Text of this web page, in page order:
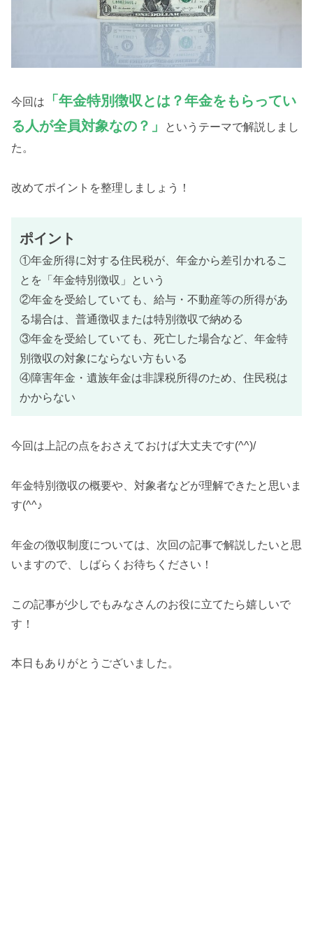
今回は
「年金特別徴収とは？年金をもらってい
る人が全員対象なの？」
というテーマで解説しまし
た。
改めてポイントを整理しましょう！
ポイント
①年金所得に対する住民税が、年金から差引かれるこ
とを「年金特別徴収」という
②年金を受給していても、給与・不動産等の所得があ
る場合は、普通徴収または特別徴収で納める
③年金を受給していても、死亡した場合など、年金特
別徴収の対象にならない方もいる
④障害年金・遺族年金は非課税所得のため、住民税は
かからない
今回は上記の点をおさえておけば大丈夫です(^^)/
年金特別徴収の概要や、対象者などが理解できたと思いま
す(^^♪
年金の徴収制度については、次回の記事で解説したいと思
いますので、しばらくお待ちください！
この記事が少しでもみなさんのお役に立てたら嬉しいで
す！
本日もありがとうございました。